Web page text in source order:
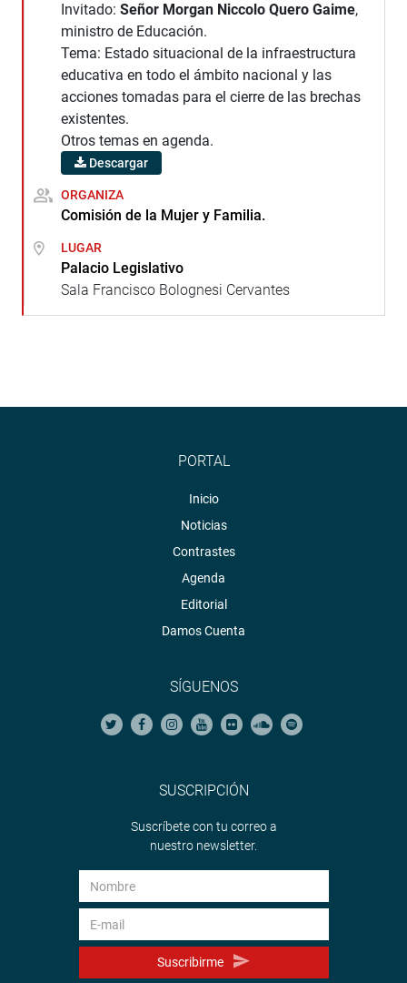
Invitado: Señor Morgan Niccolo Quero Gaime,
ministro de Educación.
Tema: Estado situacional de la infraestructura
educativa en todo el ámbito nacional y las
acciones tomadas para el cierre de las brechas
existentes.
Otros temas en agenda.
Descargar
ORGANIZA
Comisión de la Mujer y Familia.
LUGAR
Palacio Legislativo
Sala Francisco Bolognesi Cervantes
PORTAL
Inicio
Noticias
Contrastes
Agenda
Editorial
Damos Cuenta
SÍGUENOS
SUSCRIPCIÓN
Suscríbete con tu correo a
nuestro newsletter.
Suscribirme